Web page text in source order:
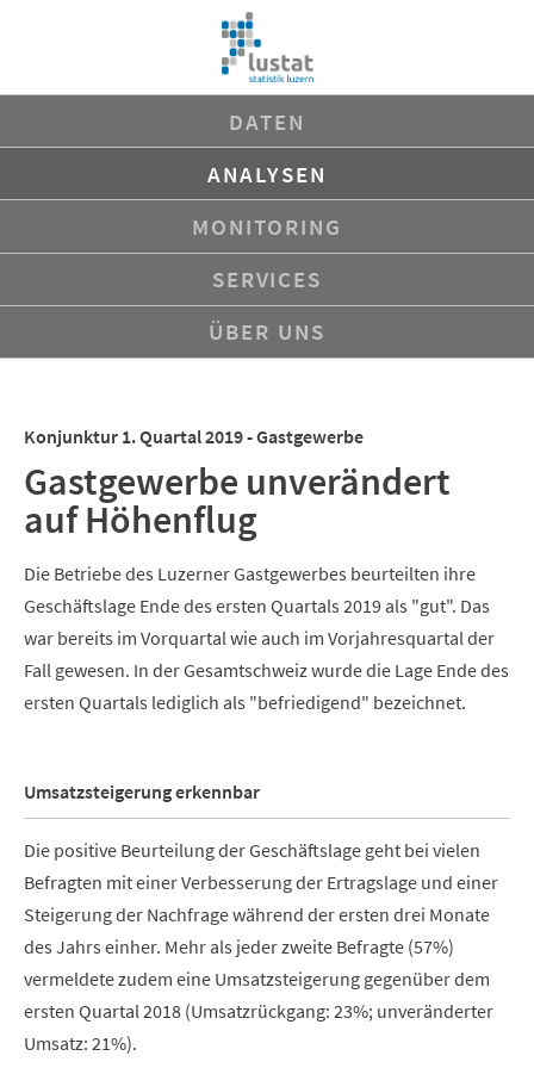
DATEN
ANALYSEN
MONITORING
SERVICES
ÜBER UNS
Konjunktur 1. Quartal 2019 - Gastgewerbe
Gastgewerbe unverändert
auf Höhenflug
Die Betriebe des Luzerner Gastgewerbes beurteilten ihre
Geschäftslage Ende des ersten Quartals 2019 als "gut". Das
war bereits im Vorquartal wie auch im Vorjahresquartal der
Fall gewesen. In der Gesamtschweiz wurde die Lage Ende des
ersten Quartals lediglich als "befriedigend" bezeichnet.
Umsatzsteigerung erkennbar
Die positive Beurteilung der Geschäftslage geht bei vielen
Befragten mit einer Verbesserung der Ertragslage und einer
Steigerung der Nachfrage während der ersten drei Monate
des Jahrs einher. Mehr als jeder zweite Befragte (57%)
vermeldete zudem eine Umsatzsteigerung gegenüber dem
ersten Quartal 2018 (Umsatzrückgang: 23%; unveränderter
Umsatz: 21%).